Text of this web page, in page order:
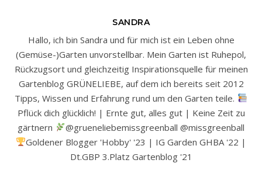
SANDRA
Hallo, ich bin Sandra und für mich ist ein Leben ohne
(Gemüse-)Garten unvorstellbar. Mein Garten ist Ruhepol,
Rückzugsort und gleichzeitig Inspirationsquelle für meinen
Gartenblog GRÜNELIEBE, auf dem ich bereits seit 2012
Tipps, Wissen und Erfahrung rund um den Garten teile.
Pflück dich glücklich! | Ernte gut, alles gut | Keine Zeit zu
gärtnern
@grueneliebemissgreenball @missgreenball
Goldener Blogger 'Hobby' '23 | IG Garden GHBA '22 |
Dt.GBP 3.Platz Gartenblog '21